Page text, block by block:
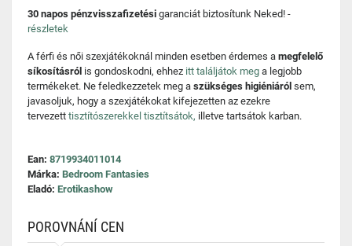
30 napos pénzvisszafizetési garanciát biztosítunk Neked! -
részletek
A férfi és női szexjátékoknál minden esetben érdemes a megfelelő
síkosításról is gondoskodni, ehhez itt találjátok meg a legjobb
termékeket. Ne feledkezzetek meg a szükséges higiéniáról sem,
javasoljuk, hogy a szexjátékokat kifejezetten az ezekre
tervezett tisztítószerekkel tisztítsátok, illetve tartsátok karban.
Ean: 8719934011014
Márka: Bedroom Fantasies
Eladó: Erotikashow
POROVNÁNÍ CEN